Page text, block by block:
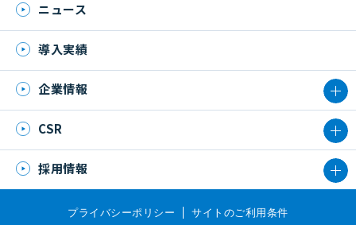
ニュース
導入実績
企業情報
CSR
採用情報
プライバシーポリシー サイトのご利用条件